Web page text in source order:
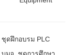
ชุดฝึกอบรม PLC